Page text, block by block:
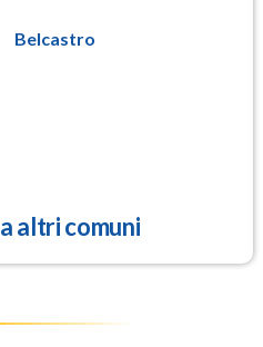
Belcastro
altri comuni